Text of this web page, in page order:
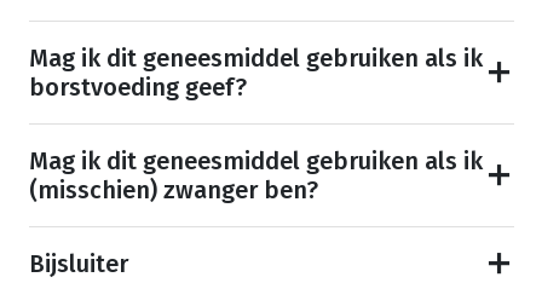
Mag ik dit geneesmiddel gebruiken als ik
borstvoeding geef?
Mag ik dit geneesmiddel gebruiken als ik
(misschien) zwanger ben?
Bijsluiter